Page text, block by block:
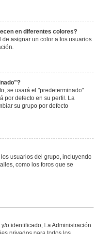
en diferentes colores?
asignar un color a los usuarios
se usará el "predeterminado"
por defecto en su perfil. La
su grupo por defecto
usuarios del grupo, incluyendo
como los foros que se
o identificado, La Administración